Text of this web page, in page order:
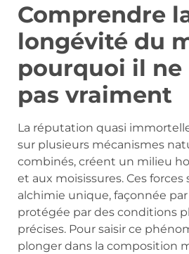
Comprendre
longévité du
pourquoi il
pas vraiment
La réputation quasi
sur plusieurs mécanismes
combinés, créent un milieu
et aux moisissures. Ces forces
alchimie unique, façonnée
protégée par des conditions
précises. Pour saisir ce
plonger dans la composition